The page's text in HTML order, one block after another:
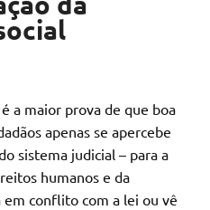
a maior prova de que boa
apenas se apercebe
sistema judicial – para a
humanos e da
conflito com a lei ou vê